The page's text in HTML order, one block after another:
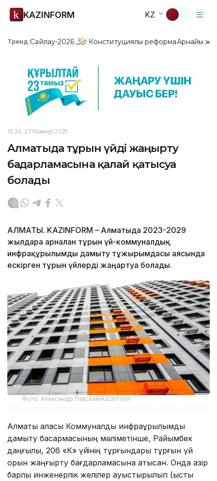
KAZINFORM KZ
Тренд:Сайлау-2026 Конституциялық реформаАрнайы
15:34, 27 Мамыр 2025
Алматыда тұрғын үйді жаңғырту
бағдарламасына қалай қатысуға
болады
АЛМАТЫ. KAZINFORM – Алматыда 2023-2029
жылдарға арналған тұрғын үй-коммуналдық
инфрақұрылымды дамыту тұжырымдасы аясында
ескірген тұрғын үйлерді жаңартуға болады.
Фото: Александр Павский/Kazinform
Алматы қаласы Коммуналдық инфрақұрылымды
дамыту басқармасының мәліметінше, Райымбек
даңғылы, 206 «К» үйінің тұрғындары тұрғын үй
қорын жаңғырту бағдарламасына қатысқан. Онда қазір
барлық инженерлік желілер ауыстырылып (ыстық